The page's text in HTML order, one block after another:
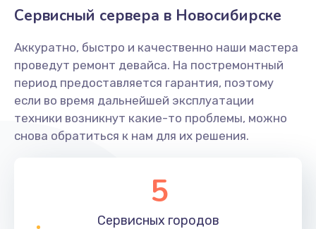
Сервисный сервера в Новосибирске
Аккуратно, быстро и качественно наши мастера
проведут ремонт девайса. На постремонтный
период предоставляется гарантия, поэтому
если во время дальнейшей эксплуатации
техники возникнут какие-то проблемы, можно
снова обратиться к нам для их решения.
5
Сервисных городов